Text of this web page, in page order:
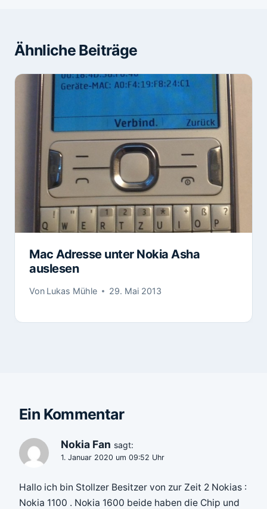
Ähnliche Beiträge
Mac Adresse unter Nokia Asha
auslesen
Von Lukas Mühle 29. Mai 2013
Ein Kommentar
Nokia Fan sagt:
1. Januar 2020 um 09:52 Uhr
Hallo ich bin Stollzer Besitzer von zur Zeit 2 Nokias :
Nokia 1100 . Nokia 1600 beide haben die Chip und